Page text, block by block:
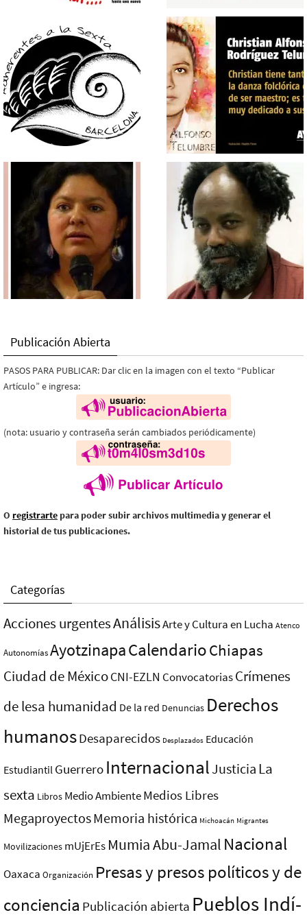
Publicación Abierta
PASOS PARA PUBLICAR: Dar clic en la imagen con el texto “Publicar
Artículo” e ingresa:
(nota: usuario y contraseña serán cambiados periódicamente)
O registrarte para poder subir archivos multimedia y generar el
historial de tus publicaciones.
Categorías
Acciones urgentesAnálisisArte y Cultura en Lucha Atenco
AutonomíasAyotzinapaCalendarioChiapas
Ciudad de MéxicoCNI-EZLN ConvocatoriasCrímenes
de lesa humanidad De la red Denuncias Derechos
humanosDesaparecidos Desplazados Educación
Estudiantil Guerrero InternacionalJusticia La
sexta Libros Medio AmbienteMedios Libres
MegaproyectosMemoria histórica Michoacán Migrantes
Movilizaciones mUjErEs Mumia Abu-Jamal Nacional
Oaxaca Organización Presas y presos polí­ticos y de
conciencia Publicación abierta Pueblos Indí­